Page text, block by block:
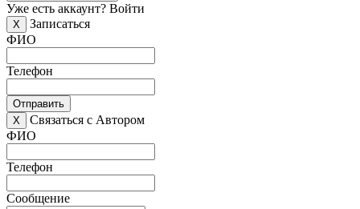
Уже есть аккаунт? Войти
X
Записаться
ФИО
Телефон
Отправить
X
Связаться с Автором
ФИО
Телефон
Сообщение